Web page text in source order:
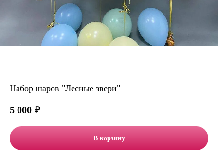
Набор шаров "Лесные звери"
5 000 ₽
В корзину